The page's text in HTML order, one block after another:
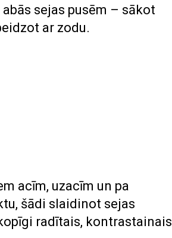
sejas pusēm – sākot
ar zodu.
acīm, uzacīm un pa
šādi slaidinot sejas
radītais, kontrastainais